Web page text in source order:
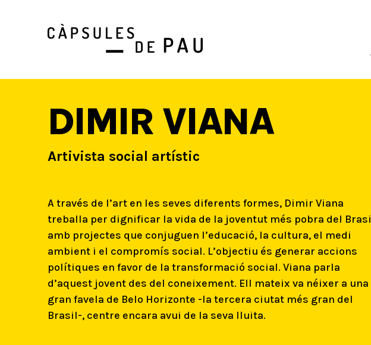
DIMIR VIANA
Artivista social artístic
A través de l’art en les seves diferents formes, Dimir Viana
treballa per dignificar la vida de la joventut més pobra del
amb projectes que conjuguen l’educació, la cultura, el medi
ambient i el compromís social. L’objectiu és generar accions
polítiques en favor de la transformació social. Viana parla
d’aquest jovent des del coneixement. Ell mateix va néixer a una
gran favela de Belo Horizonte -la tercera ciutat més gran del
Brasil-, centre encara avui de la seva lluita.